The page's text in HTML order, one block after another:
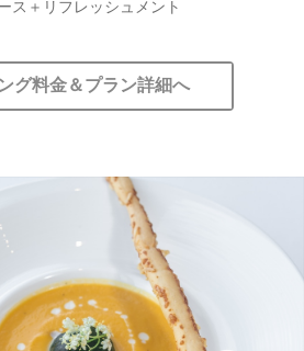
ス＋リフレッシュメント
グ料金＆プラン詳細へ